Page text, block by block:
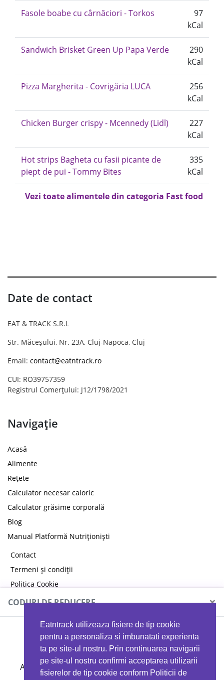
Eatntrack utilizeaza fisiere de tip cookie
pentru a personaliza si imbunatati experienta
ta pe site-ul nostru. Prin continuarea navigarii
pe site-ul nostru confirmi acceptarea utilizarii
fisierelor de tip cookie conform Politicii de
Fasole boabe cu cârnăciori - Torkos
97
kCal
Sandwich Brisket Green Up Papa Verde
290
kCal
Pizza Margherita - Covrigăria LUCA
256
kCal
Chicken Burger crispy - Mcennedy (Lidl)
227
kCal
Hot strips Bagheta cu fasii picante de
piept de pui - Tommy Bites
335
kCal
Vezi toate alimentele din categoria Fast food
Date de contact
EAT & TRACK S.R.L
Str. Măceșului, Nr. 23A, Cluj-Napoca, Cluj
Email: contact@eatntrack.ro
CUI: RO39757359
Registrul Comerțului: J12/1798/2021
Navigație
Acasă
Alimente
Rețete
Calculator necesar caloric
Calculator grăsime corporală
Blog
Manual Platformă Nutriționiști
Contact
Termeni și condiții
Politica Cookie
Politica de confidențialitate
CODURI DE REDUCERE ×
MYPROTEIN
Ai 40%reducere la orice comandă folosind codul